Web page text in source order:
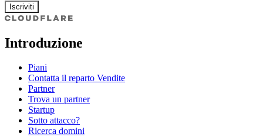
Iscriviti
Introduzione
Piani
Contatta il reparto Vendite
Partner
Trova un partner
Startup
Sotto attacco?
Ricerca domini